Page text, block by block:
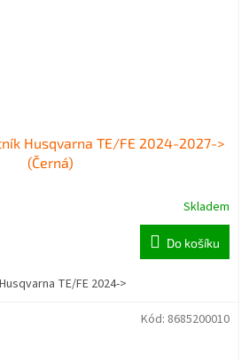
Husqvarna TE/FE 2024-2027->
(Černá)
Skladem
Do košíku
TE/FE 2024->
Kód: 8685200010